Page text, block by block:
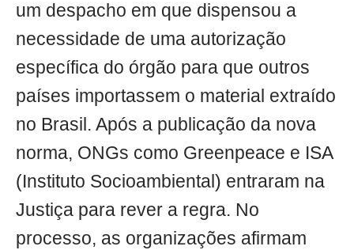
um despacho em que dispensou a
necessidade de uma autorização
específica do órgão para que outros
países importassem o material extraído
no Brasil. Após a publicação da nova
norma, ONGs como Greenpeace e ISA
(Instituto Socioambiental) entraram na
Justiça para rever a regra. No
processo, as organizações afirmam